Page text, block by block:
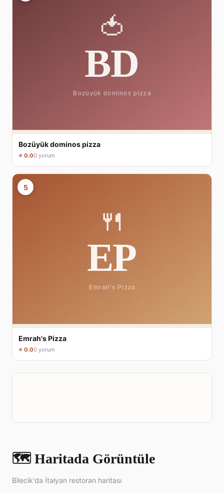
Bozüyük dominos pizza
⭐ 0.00 yorum
5
Emrah's Pizza
⭐ 0.00 yorum
🗺️ Haritada Görüntüle
Bilecik'da İtalyan restoran haritası